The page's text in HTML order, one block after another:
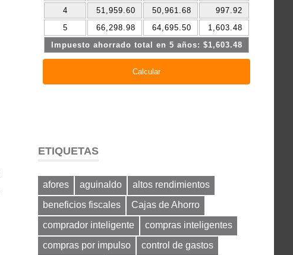
ETIQUETAS
afores aguinaldo
altos rendimientos
beneficios fiscales
Cajas de Ahorro
comprador inteligente
compras inteligentes
compras por impulso
control de gastos